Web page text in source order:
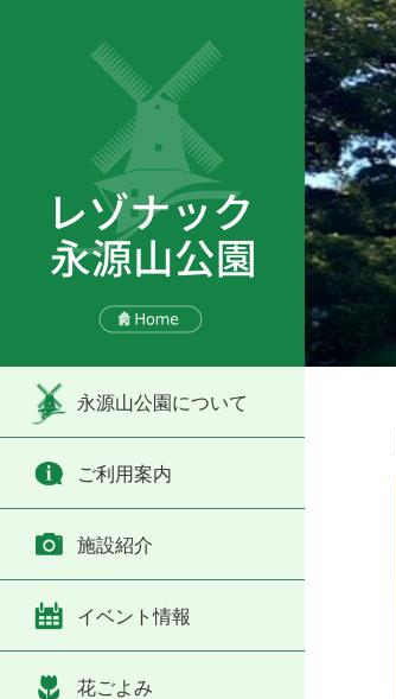
永源山公園について
ご利用案内
施設紹介
イベント情報
花ごよみ